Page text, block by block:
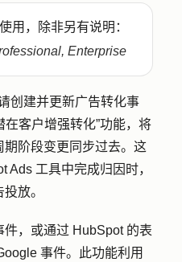
用，除非另有说明：
Enterprise
创建并更新广告转化事
在客户增强转化”功能，将
期阶段变更同步过去。这
Ads 工具中完成归因时，
放。
，或通过 HubSpot 的表
事件。此功能利用